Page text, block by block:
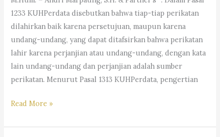
iur. Liona
N.
Supriatna,
S.H,
M.Hum. –
Andri
Marpaung,
M.H
1233 KUHPerdata disebutkan bahwa tiap-tiap perikatan
dilahirkan baik karena persetujuan, maupun karena
undang-undang, yang dapat ditafsirkan bahwa perikatan
lahir karena perjanjian atau undang-undang, dengan kata
lain undang-undang dan perjanjian adalah sumber
perikatan. Menurut Pasal 1313 KUHPerdata, pengertian
Syarat
Perjanjian-
Read More »